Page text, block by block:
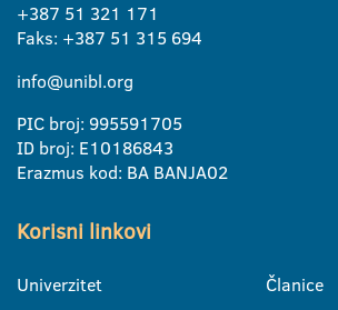
+387 51 321 171
Faks: +387 51 315 694
info@unibl.org
PIC broj: 995591705
ID broj: E10186843
Erazmus kod: BA BANJA02
Korisni linkovi
Univerzitet
Članice